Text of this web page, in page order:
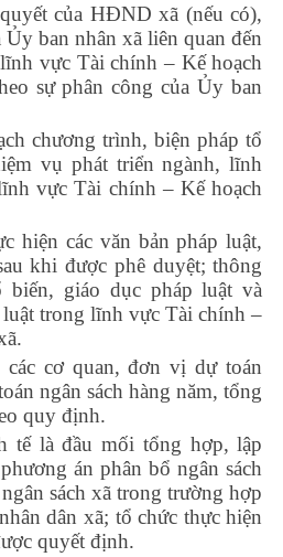
của HĐND xã (nếu có),
ban nhân xã liên quan đến
vực Tài chính – Kế hoạch
sự phân công của Ủy ban
chương trình, biện pháp tổ
vụ phát triển ngành, lĩnh
vực Tài chính – Kế hoạch
hiện các văn bản pháp luật,
khi được phê duyệt; thông
biến, giáo dục pháp luật và
trong lĩnh vực Tài chính –
các cơ quan, đơn vị dự toán
ngân sách hàng năm, tổng
quy định.
tế là đầu mối tổng hợp, lập
án phân bổ ngân sách
sách xã trong trường hợp
dân xã; tổ chức thực hiện
quyết định.